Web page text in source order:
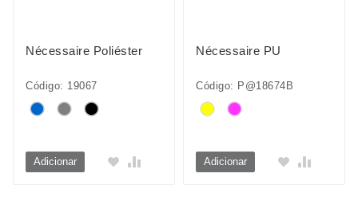
Nécessaire Poliéster
Código: 19067
Adicionar
Nécessaire PU
Código: P@18674B
Adicionar